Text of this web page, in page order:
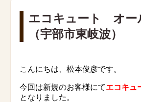
エコキュート オー
（宇部市東岐波）
こんにちは、松本俊彦です。
今回は新規のお客様にてエコキュ
となりました。